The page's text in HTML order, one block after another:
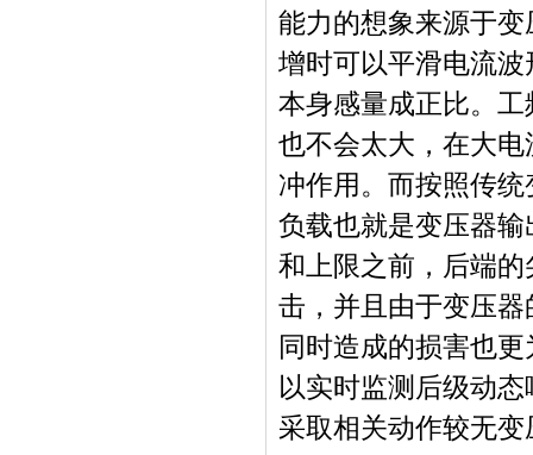
能力的想象来源于
增时可以平滑电流
本身感量成正比。
也不会太大，在大
冲作用。而按照传
负载也就是变压器
和上限之前，后端
击，并且由于变压
同时造成的损害也
以实时监测后级动
采取相关动作较无